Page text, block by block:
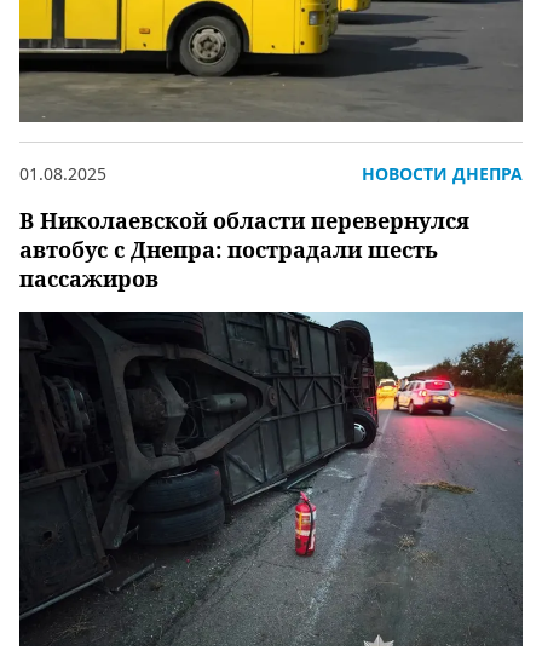
В Николаевской области перевернулся
автобус с Днепра: пострадали шесть
пассажиров
01.08.2025 НОВОСТИ ДНЕПРА